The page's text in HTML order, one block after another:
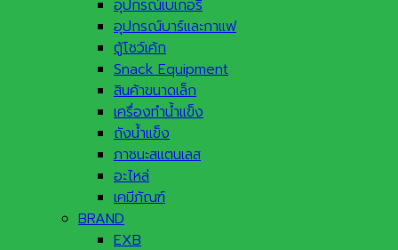
อุปกรณ์เบเกอรี่
อุปกรณ์บาร์และกาแฟ
ตู้โชว์เค้ก
Snack Equipment
สินค้าขนาดเล็ก
เครื่องทำน้ำแข็ง
ถังน้ำแข็ง
ภาชนะสแตนเลส
อะไหล่
เคมีภัณฑ์
BRAND
EXB